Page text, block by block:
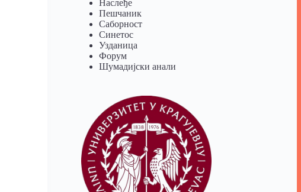
Наслеђе
Пешчаник
Саборност
Синетос
Узданица
Форум
Шумадијски анали